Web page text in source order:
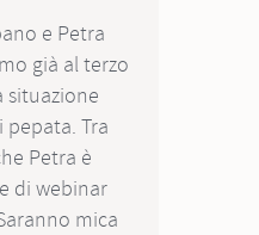
e Petra
già al terzo
situazione
pepata. Tra
Petra è
di webinar
mica